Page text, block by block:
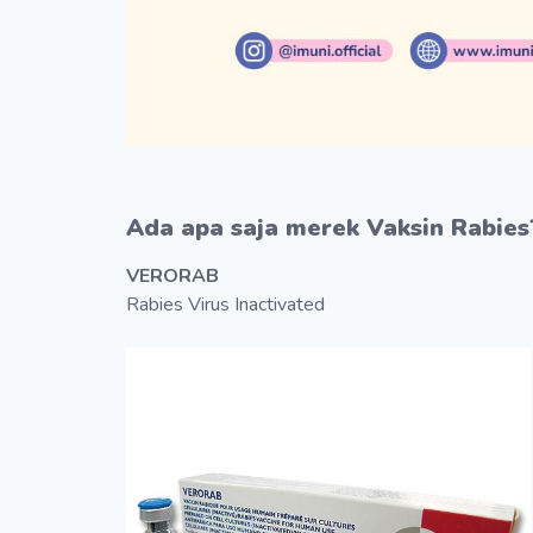
Ada apa saja merek Vaksin
VERORAB
Rabies Virus Inactivated